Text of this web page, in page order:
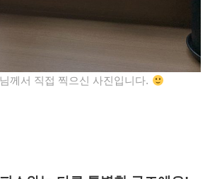
께서 직접 찍으신 사진입니다.